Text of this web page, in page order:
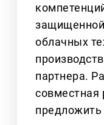
облачных
партнера.
совместная